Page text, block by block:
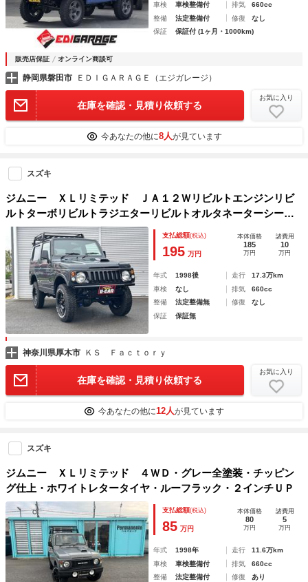
車検
車検整備付 排気
660cc
整備
法定整備付 修復
なし
保証
保証付 (1ヶ月・1000km)
販売店保証 オンライン商談可
静岡県磐田市 ＥＤＩＧＡＲＡＧＥ（エジガレージ）
在庫を確認・見積り依頼する
お気に入り
今あなたの他に8人が見ています
スズキ
ジムニー ＸＬリミテッド ＪＡ１２Ｗリビルトエンジンリビ
ルトターボリビルトラジエターリビルトオルタネーターシーエ
ルリンク３インチＵＰキットラングラーライノー色オールＰク
ラッチ新品ブレーキローター新品
支払総額(税込)
195 万円
本体価格
185
万円
諸費用
10
万円
年式 1998後 走行
17.3万km
車検
なし 排気
660cc
整備
法定整備無 修復
なし
保証
保証無
神奈川県厚木市 ＫＳ Ｆａｃｔｏｒｙ
在庫を確認・見積り依頼する
お気に入り
今あなたの他に12人が見ています
スズキ
ジムニー ＸＬリミテッド ４ＷＤ・グレー全塗装・チッピン
グ仕上・ホワイトレタータイヤ・ルーフラック・２インチＵＰ
支払総額(税込)
85 万円
本体価格
80
万円
諸費用
5
万円
年式 1998年 走行
11.6万km
車検
車検整備付 排気
660cc
整備
法定整備付 修復
あり